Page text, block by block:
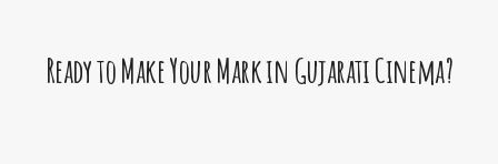
Ready to Make Your Mark in Gujarati Cinema?